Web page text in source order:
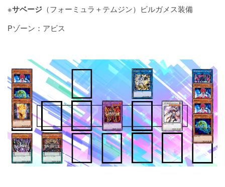
※サベージ （フォーミュラ＋テムジン）ビルガメス装備
Pゾーン：アビス